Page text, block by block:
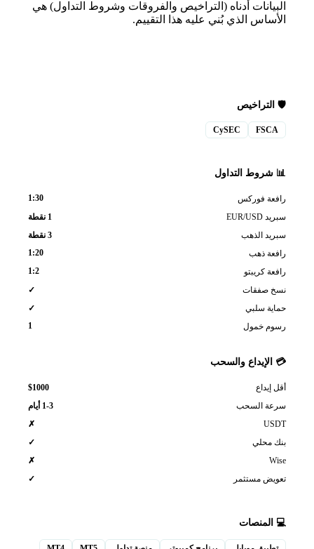
أدناه (التراخيص والفروقات وشروط التداول) هي
الذي بُني عليه هذا التقييم.
CySEC
التداول
فوركس
الذهب
كريبتو
صفقات
سلبي
خمول
والسحب
السحب
مستثمر